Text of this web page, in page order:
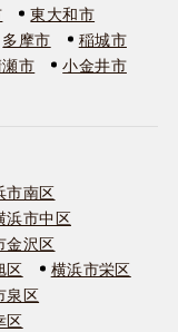
東大和市
多摩市
稲城市
市
小金井市
市南区
浜市中区
金沢区
区
横浜市栄区
泉区
区